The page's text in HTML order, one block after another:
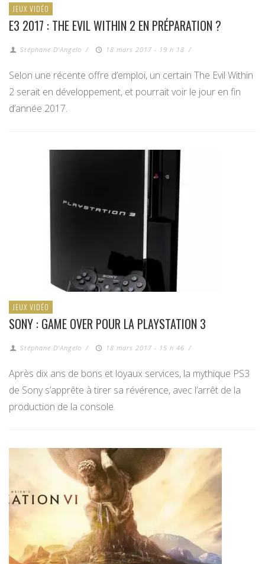
JEUX VIDÉO
E3 2017 : THE EVIL WITHIN 2 EN PRÉPARATION ?
Stéphane D'Angelo / 18 mars 2017 - 19 h 18 /
Selon une récente offre d’emploi, un certain The Evil Within
2 serait en développement, et pourrait voir le jour en fin
d’année 2017.
JEUX VIDÉO
SONY : GAME OVER POUR LA PLAYSTATION 3
Stéphane D'Angelo / 18 mars 2017 - 15 h 46 /
Après dix ans de bons et loyaux services, la mythique PS3
de Sony s’apprête à tirer sa révérence, avec l’arrêt de la
production de la console.